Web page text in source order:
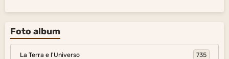
Foto album
La Terra e l'Universo 735